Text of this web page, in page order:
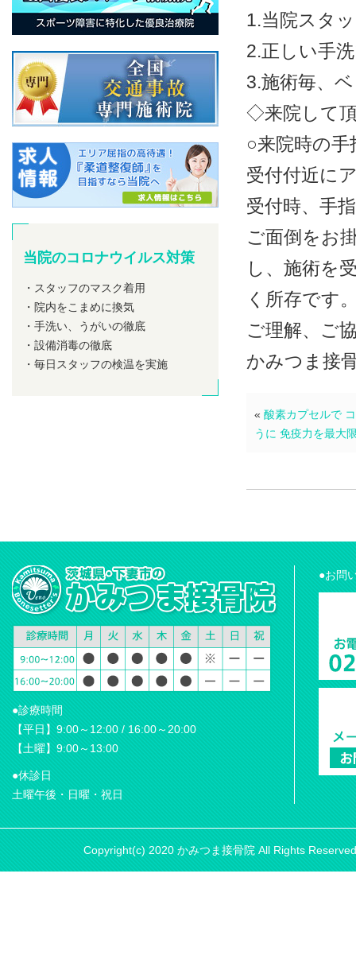
1.当院スタ
2.正しい手
3.施術毎、
◇来院して
○来院時の手
受付付近に
受付時、手
ご面倒をお
し、施術を
く所存です
ご理解、ご
かみつま接
« 酸素カプセルで
うに 免疫力を最大
当院のコロナウイルス対策
・スタッフのマスク着用
・院内をこまめに換気
・手洗い、うがいの徹底
・設備消毒の徹底
・毎日スタッフの検温を実施
●診療時間
【平日】9:00～12:00 / 16:00～20:00
【土曜】9:00～13:00
●休診日
土曜午後・日曜・祝日
●お問
Copyright(c) 2020 かみつま接骨院 All Rights